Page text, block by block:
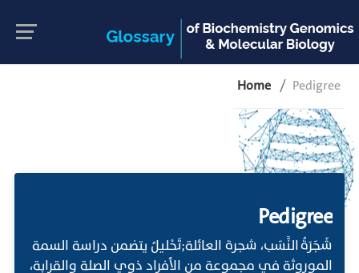
Home Pedigree
Pedigree
شَجَرَةُ النَّسَب، شجرة العائلة;تَحْليلُ يتضمن دراسة السمة
الموروثة في مجموعة من الأفراد ذوي الصلة والقرابة،